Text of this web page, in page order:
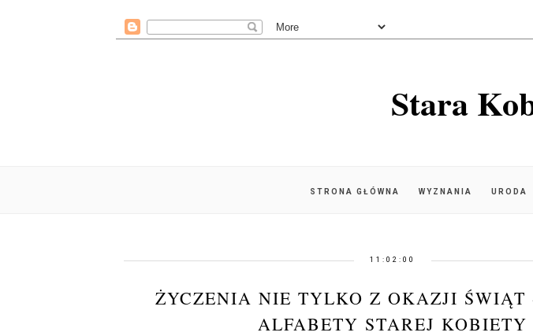
Stara
STRONA GŁÓWNA WYZNANIA URODA
11:02:00
ŻYCZENIA NIE TYLKO Z OKAZJI
ALFABETY STAREJ KOBIETY